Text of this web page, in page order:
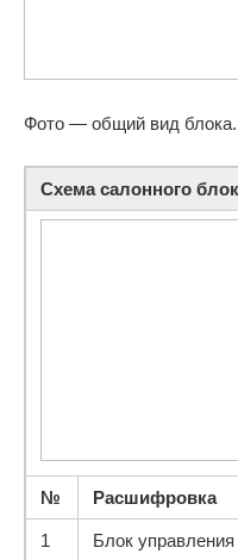
Фото — общий вид блока.
Схема салонного
№ Расшифровка
1 Блок